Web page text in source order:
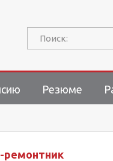
Поиск:
Резюме
ремонтник